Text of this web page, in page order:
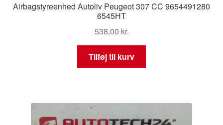
Airbagstyreenhed Autoliv Peugeot 307 CC 9654491280
6545HT
538,00 kr.
Tilføj til kurv